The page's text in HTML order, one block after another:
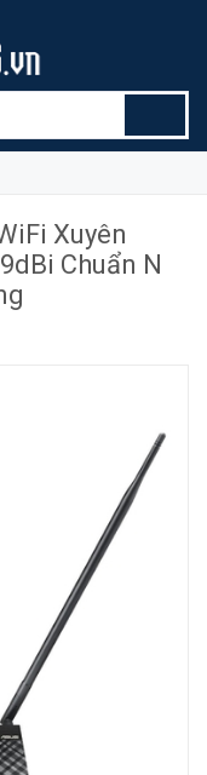
Xuyên
Chuẩn N